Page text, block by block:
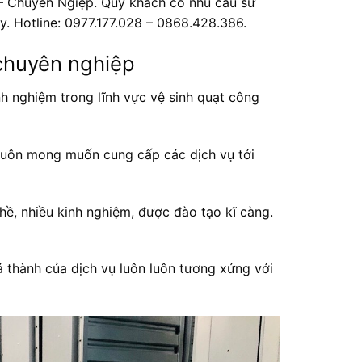
Hotline: 0977.177.028 – 0868.428.386.
nghiệp
nghiệm trong lĩnh vực vệ sinh quạt công
mong muốn cung cấp các dịch vụ tới
nhiều kinh nghiệm, được đào tạo kĩ càng.
thành của dịch vụ luôn luôn tương xứng với